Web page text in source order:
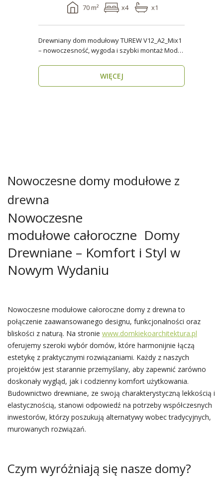
70 m² x4 x1
Drewniany dom modułowy TUREW V12_A2_Mix1
– nowoczesność, wygoda i szybki montaż Model
WIĘCEJ
Nowoczesne domy modułowe z
drewna
Nowoczesne
modułowe całoroczne Domy
Drewniane – Komfort i Styl w
Nowym Wydaniu
Nowoczesne modułowe całoroczne domy z drewna to
połączenie zaawansowanego designu, funkcjonalności oraz
bliskości z naturą. Na stronie www.domkiekoarchitektura.pl
oferujemy szeroki wybór domów, które harmonijnie łączą
estetykę z praktycznymi rozwiązaniami. Każdy z naszych
projektów jest starannie przemyślany, aby zapewnić zarówno
doskonały wygląd, jak i codzienny komfort użytkowania.
Budownictwo drewniane, ze swoją charakterystyczną lekkością i
elastycznością, stanowi odpowiedź na potrzeby współczesnych
inwestorów, którzy poszukują alternatywy wobec tradycyjnych,
murowanych rozwiązań.
Czym wyróżniają się nasze domy?